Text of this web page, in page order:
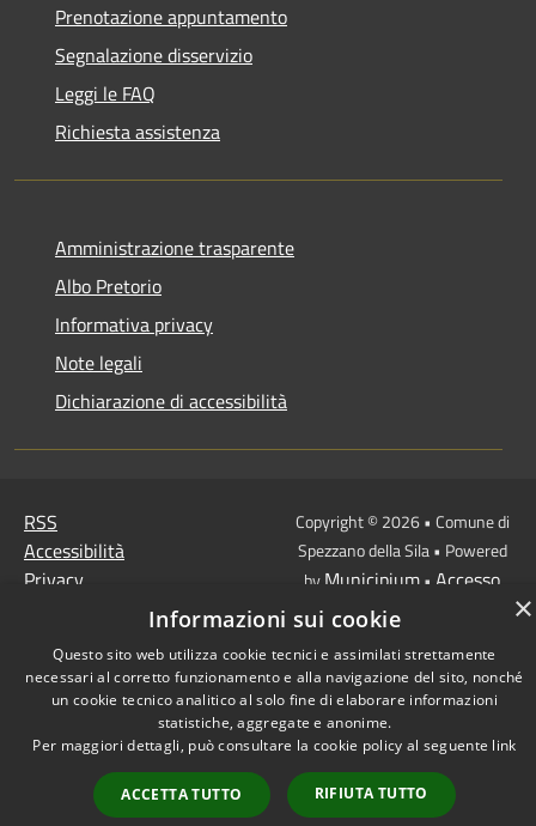
Prenotazione appuntamento
Segnalazione disservizio
Leggi le FAQ
Richiesta assistenza
Amministrazione trasparente
Albo Pretorio
Informativa privacy
Note legali
Dichiarazione di accessibilità
RSS
Accessibilità
Privacy
Copyright © 2026 • Comune di
Spezzano della Sila • Powered
byMunicipium• Accesso
redazione
×
Informazioni sui cookie
Questo sito web utilizza cookie tecnici e assimilati strettamente
necessari al corretto funzionamento e alla navigazione del sito, nonché
un cookie tecnico analitico al solo fine di elaborare informazioni
statistiche, aggregate e anonime.
Per maggiori dettagli, può consultare la cookie policy al seguente link
ACCETTA TUTTO RIFIUTA TUTTO